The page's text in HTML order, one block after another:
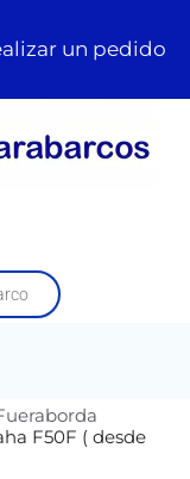
un pedido
F50F ( desde